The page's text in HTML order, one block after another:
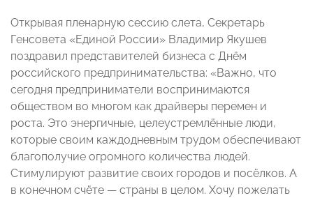
Открывая пленарную сессию слета, Секретарь
Генсовета «Единой России» Владимир Якушев
поздравил представителей бизнеса с Днём
российского предпринимательства: «Важно, что
сегодня предприниматели воспринимаются
обществом во многом как драйверы перемен и
роста. Это энергичные, целеустремлённые люди,
которые своим каждодневным трудом обеспечивают
благополучие огромного количества людей.
Стимулируют развитие своих городов и посёлков. А
в конечном счёте — страны в целом. Хочу пожелать